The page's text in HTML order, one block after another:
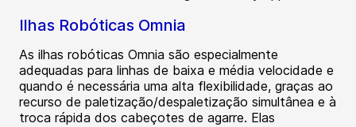
Ilhas Robóticas Omnia
As ilhas robóticas Omnia são especialmente
adequadas para linhas de baixa e média velocidade e
quando é necessária uma alta flexibilidade, graças ao
recurso de paletização/despaletização simultânea e à
troca rápida dos cabeçotes de agarre. Elas